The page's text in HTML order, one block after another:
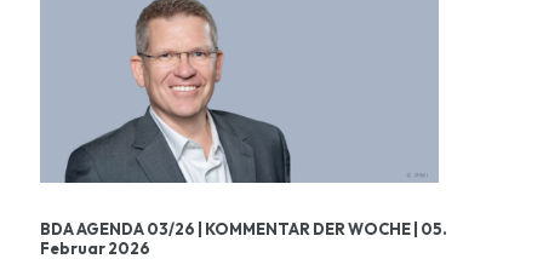
BDA AGENDA 03/26 | KOMMENTAR DER WOCHE | 05.
Februar 2026